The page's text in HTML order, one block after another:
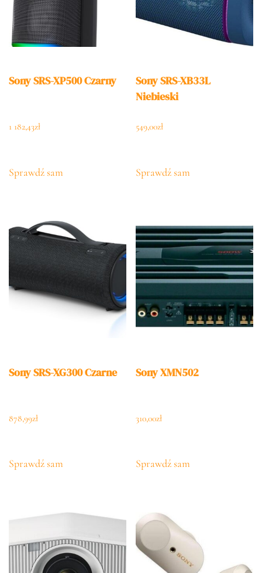
Sony SRS-XP500 Czarny
1 182,43zł
Sprawdź sam
Sony SRS-XB33L
Niebieski
549,00zł
Sprawdź sam
Sony SRS-XG300 Czarne
878,99zł
Sprawdź sam
Sony XMN502
310,00zł
Sprawdź sam